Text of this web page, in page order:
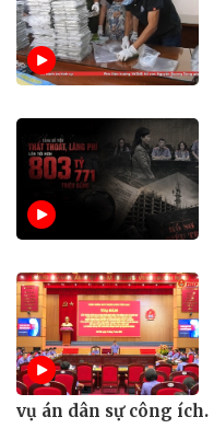
vụ án dân sự công ích.